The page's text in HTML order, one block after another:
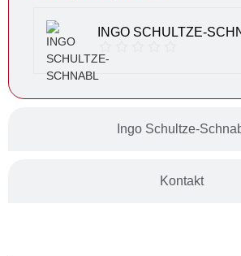
Ingo Schultze-
Kontakt
INGO SCHULTZE-